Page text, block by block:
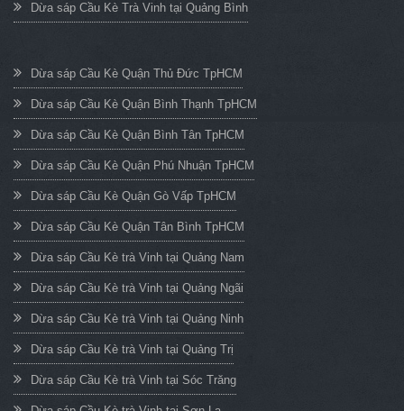
Dừa sáp Cầu Kè Trà Vinh tại Quảng Bình
Dừa sáp Cầu Kè Quận Thủ Đức TpHCM
Dừa sáp Cầu Kè Quận Bình Thạnh TpHCM
Dừa sáp Cầu Kè Quận Bình Tân TpHCM
Dừa sáp Cầu Kè Quận Phú Nhuận TpHCM
Dừa sáp Cầu Kè Quận Gò Vấp TpHCM
Dừa sáp Cầu Kè Quận Tân Bình TpHCM
Dừa sáp Cầu Kè trà Vinh tại Quảng Nam
Dừa sáp Cầu Kè trà Vinh tại Quảng Ngãi
Dừa sáp Cầu Kè trà Vinh tại Quảng Ninh
Dừa sáp Cầu Kè trà Vinh tại Quảng Trị
Dừa sáp Cầu Kè trà Vinh tại Sóc Trăng